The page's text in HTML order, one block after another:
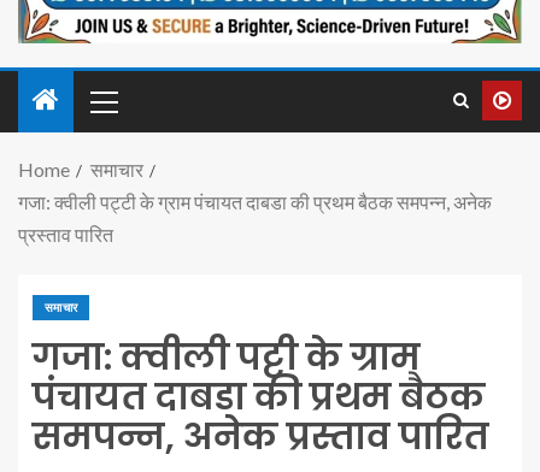
Home
समाचार
गजा: क्वीली पट्टी के ग्राम पंचायत दाबडा की प्रथम बैठक समपन्न, अनेक
प्रस्ताव पारित
समाचार
गजा: क्वीली पट्टी के ग्राम
पंचायत दाबडा की प्रथम बैठक
समपन्न, अनेक प्रस्ताव पारित